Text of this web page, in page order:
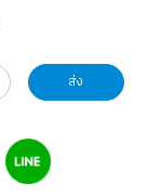
ส่ง